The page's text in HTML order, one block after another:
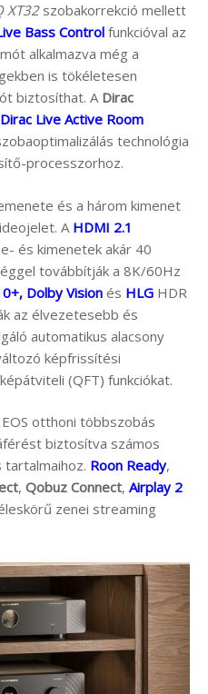
XT32szobakorrekció mellett
Bass Control funkcióval az
alkalmazva még a
is tökéletesen
biztosíthat. A Dirac
Dirac Live Active Room
technológia
processzorhoz.
és a három kimenet
A HDMI 2.1
és kimenetek akár 40
továbbítják a 8K/60Hz
Dolby Visionés HLG HDR
az élvezetesebb és
automatikus alacsony
képfrissítési
(QFT) funkciókat.
otthoni többszobás
biztosítva számos
Roon Ready,
, Qobuz Connect, Airplay 2
zenei streaming